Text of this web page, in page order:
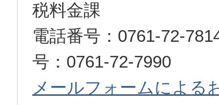
税料金課
電話番号：0761-72-
号：0761-72-7990
メールフォームによる